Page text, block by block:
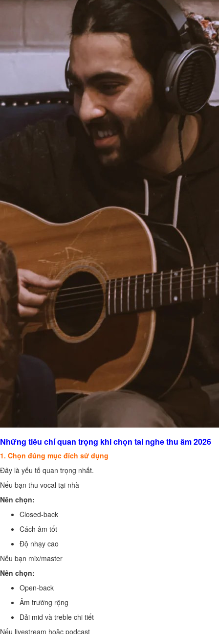
Những tiêu chí quan trọng khi chọn tai nghe thu âm 2026
1. Chọn đúng mục đích sử dụng
Đây là yếu tố quan trọng nhất.
Nếu bạn thu vocal tại nhà
Nên chọn:
Closed-back
Cách âm tốt
Độ nhạy cao
Nếu bạn mix/master
Nên chọn:
Open-back
Âm trường rộng
Dải mid và treble chi tiết
Nếu livestream hoặc podcast